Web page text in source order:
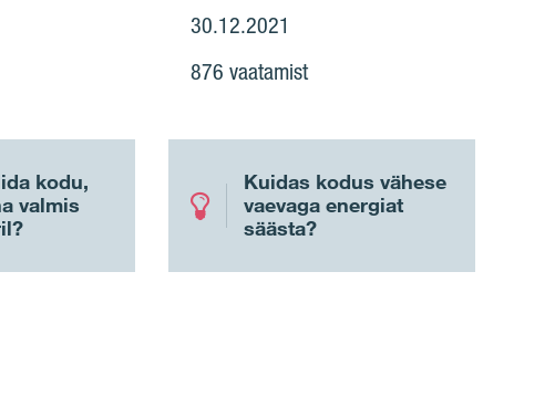
kodu,
valmis
30.12.2021
876 vaatamist
Kuidas kodus vähese
vaevaga energiat
säästa?